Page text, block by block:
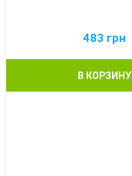
483 грн
В КОРЗИНУ